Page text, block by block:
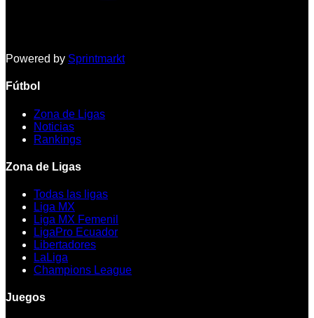
Powered by Sprintmarkt
Fútbol
Zona de Ligas
Noticias
Rankings
Zona de Ligas
Todas las ligas
Liga MX
Liga MX Femenil
LigaPro Ecuador
Libertadores
LaLiga
Champions League
Juegos